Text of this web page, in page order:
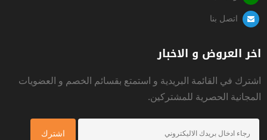
اتصل بنا
اخر العروض و الاخبار
اشترك في القائمة البريدية و استمتع بقسائم الخصم و العضويات
المجانية الحصرية للمشتركين.